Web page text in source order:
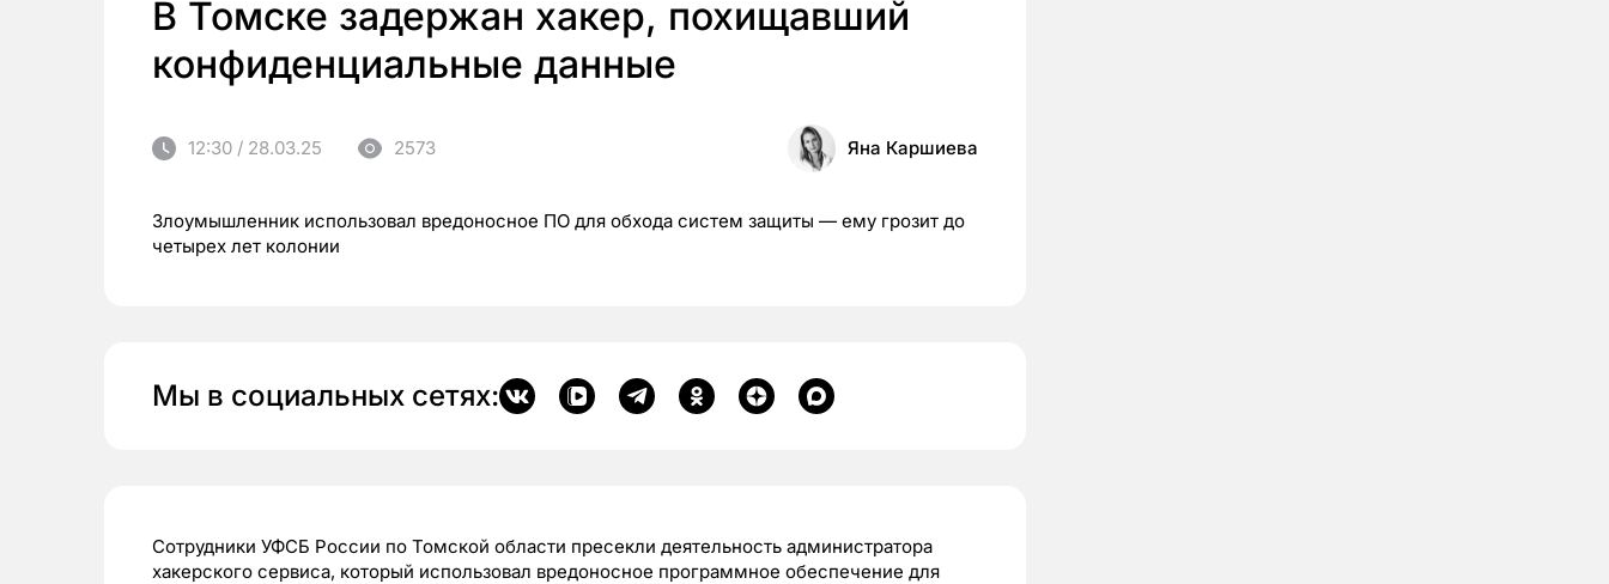
В Томске задержан хакер, похищавший
конфиденциальные данные
12:30 / 28.03.25 2573 Яна Каршиева
Злоумышленник использовал вредоносное ПО для обхода систем защиты — ему грозит до
четырех лет колонии
Мы в социальных сетях:
Сотрудники УФСБ России по Томской области пресекли деятельность администратора
хакерского сервиса, который использовал вредоносное программное обеспечение для